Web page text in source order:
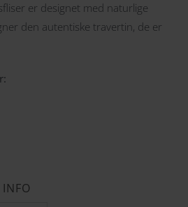
er designet med naturlige
den autentiske travertin, de er